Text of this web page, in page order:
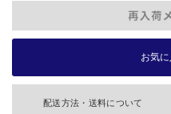
配送方法・送料について